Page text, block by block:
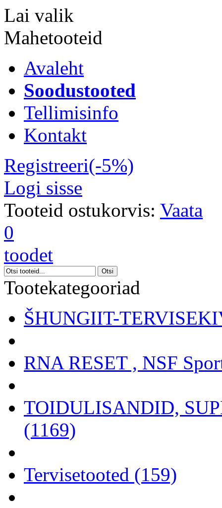
Lai valik
Mahetooteid
Avaleht
Soodustooted
Tellimisinfo
Kontakt
Registreeri(-5%)
Logi sisse
Tooteid ostukorvis: Vaata
0
toodet
Tootekategooriad
ŠHUNGIIT-
RNA RESET , NSF
TOIDULISANDID,
(1169)
Tervisetooted (159)